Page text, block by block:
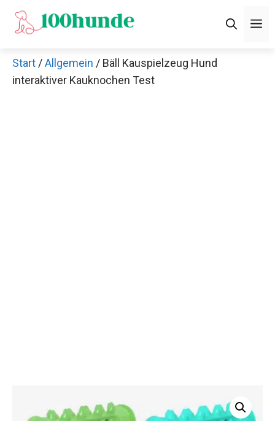
Zum
Inhalt
Start /Allgemein / Bäll Kauspielzeug Hund
interaktiver Kauknochen Test